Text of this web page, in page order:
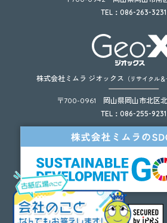
TEL：086-263-3231
株式会社ミムラ ジオックス （リサイクル
〒700-0961 岡山県岡山市北区
TEL：086-255-9231